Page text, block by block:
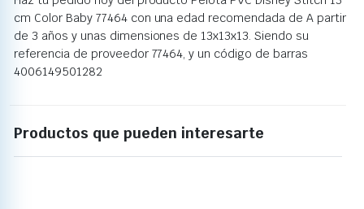
cm Color Baby 77464 con una edad recomendada de A partir
de 3 años y unas dimensiones de 13x13x13. Siendo su
referencia de proveedor 77464, y un código de barras
4006149501282
Productos que pueden interesarte